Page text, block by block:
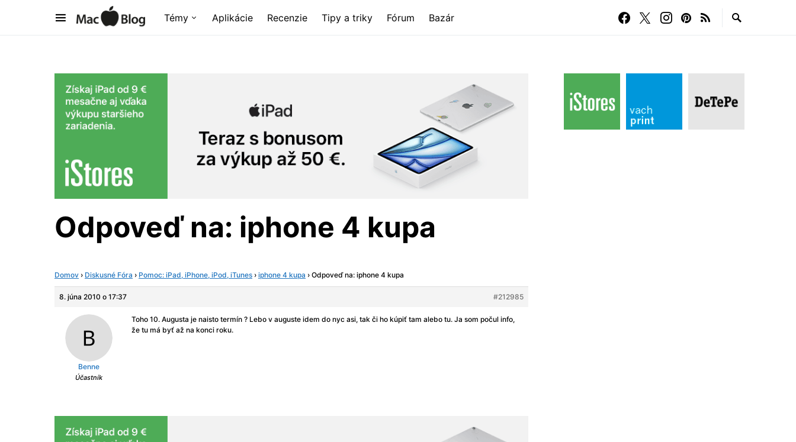
Témy Aplikácie Recenzie Tipy a triky Fórum Bazár
Odpoveď na: iphone 4 kupa
Domov › Diskusné Fóra › Pomoc: iPad, iPhone, iPod, iTunes › iphone 4 kupa › Odpoveď na: iphone 4 kupa
8. júna 2010 o 17:37 #212985
Benne
Účastník
Toho 10. Augusta je naisto termín ? Lebo v auguste idem do nyc asi, tak či ho kúpiť tam alebo tu. Ja som počul info,
že tu má byť až na konci roku.